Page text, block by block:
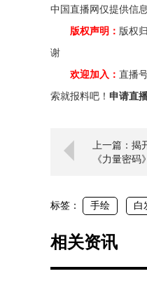
中国直播网仅提供信
版权声明： 版权
谢
欢迎加入： 直播
索就报料吧！ 申请直
上一篇：揭
《力量密码
标签： 手绘 白
相关资讯